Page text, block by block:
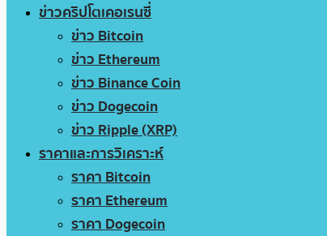
ข่าวคริปโตเคอเรนซี่
ข่าว Bitcoin
ข่าว Ethereum
ข่าว Binance Coin
ข่าว Dogecoin
ข่าว Ripple (XRP)
ราคาและการวิเคราะห์
ราคา Bitcoin
ราคา Ethereum
ราคา Dogecoin